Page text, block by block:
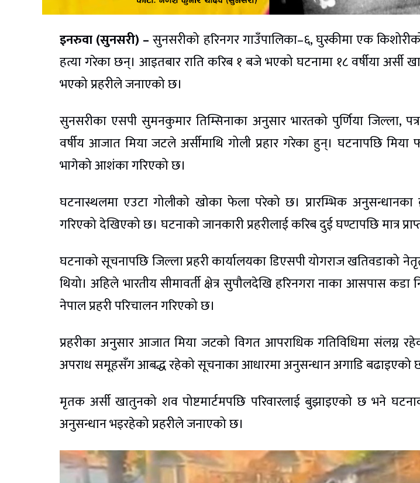
इनरुवा (सुनसरी) –सुनसरीको हरिनगर गाउँपालिका–६, घुस्कीमा एक
हत्या गरेका छन्। आइतबार राति करिब १ बजे भएको घटनामा १८ वर्षीया अर्सी
भएको प्रहरीले जनाएको छ।
सुनसरीका एसपी सुमनकुमार तिम्सिनाका अनुसार भारतको पुर्णिया जिल्ला,
वर्षीय आजात मिया जटले अर्सीमाथि गोली प्रहार गरेका हुन्। घटनापछि
भागेको आशंका गरिएको छ।
घटनास्थलमा एउटा गोलीको खोका फेला परेको छ। प्रारम्भिक अनुसन्धानका
गरिएको देखिएको छ। घटनाको जानकारी प्रहरीलाई करिब दुई घण्टापछि मात्र
घटनाको सूचनापछि जिल्ला प्रहरी कार्यालयका डिएसपी योगराज खतिवडाको
थियो। अहिले भारतीय सीमावर्ती क्षेत्र सुपौलदेखि हरिनगरा नाका आसपास कडा
नेपाल प्रहरी परिचालन गरिएको छ।
प्रहरीका अनुसार आजात मिया जटको विगत आपराधिक गतिविधिमा संलग्न
अपराध समूहसँग आबद्ध रहेको सूचनाका आधारमा अनुसन्धान अगाडि बढाइएको
मृतक अर्सी खातुनको शव पोष्टमार्टमपछि परिवारलाई बुझाइएको छ भने
अनुसन्धान भइरहेको प्रहरीले जनाएको छ।